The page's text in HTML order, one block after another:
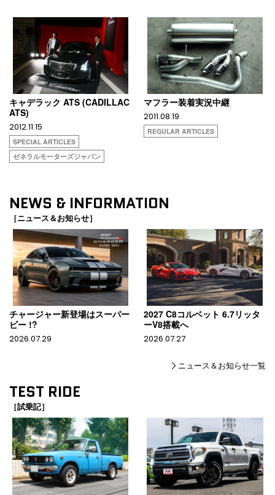
キャデラック ATS (CADILLAC
ATS)
2012.11.15
SPECIAL ARTICLES
ゼネラルモーターズジャパン
マフラー装着実況中継
2011.08.19
REGULAR ARTICLES
NEWS & INFORMATION
［ニュース＆お知らせ］
チャージャー新登場はスーパー
ビー !?
2026.07.29
2027 C8コルベット 6.7リッタ
ーV8搭載へ
2026.07.27
ニュース＆お知らせ一覧
TEST RIDE
［試乗記］